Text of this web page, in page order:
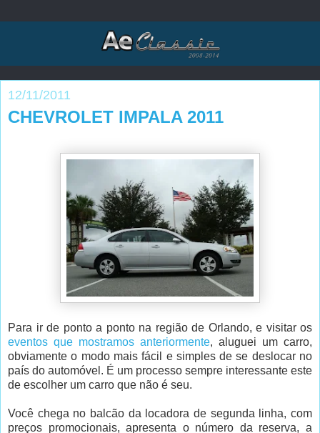
12/11/2011
CHEVROLET IMPALA 2011
Para ir de ponto a ponto na região de Orlando, e visitar os
eventos que mostramos anteriormente, aluguei um carro,
obviamente o modo mais fácil e simples de se deslocar no
país do automóvel. É um processo sempre interessante este
de escolher um carro que não é seu.
Você chega no balcão da locadora de segunda linha, com
preços promocionais, apresenta o número da reserva, a